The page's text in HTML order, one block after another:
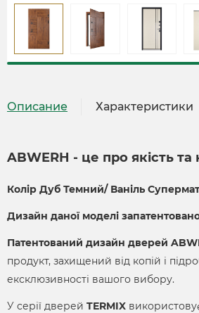
Описание Характеристики
ABWERH - це про якість та
Колір Дуб Темний/ Ваніль
Дизайн даної моделі
Патентований дизайн дверей
продукт, захищений від копій і
ексклюзивності вашого вибору.
У серії дверей TERMIX